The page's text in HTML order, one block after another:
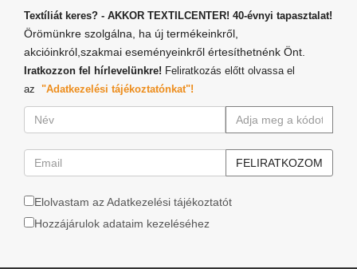
Textíliát keres? - AKKOR TEXTILCENTER! 40-évnyi tapasztalat!
Örömünkre szolgálna, ha új termékeinkről,
akcióinkról,szakmai eseményeinkről értesíthetnénk Önt.
Iratkozzon fel hírlevelünkre! Feliratkozás előtt olvassa el
az "Adatkezelési tájékoztatónkat"!
Elolvastam az Adatkezelési tájékoztatót
Hozzájárulok adataim kezeléséhez